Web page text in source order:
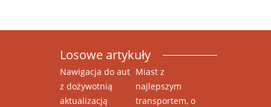
Losowe artykuły
Nawigacja do aut
z dożywotnią
aktualizacją
Miast z
najlepszym
transportem, o